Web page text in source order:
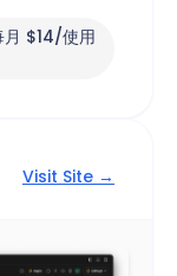
月 $14/使用
Visit Site →